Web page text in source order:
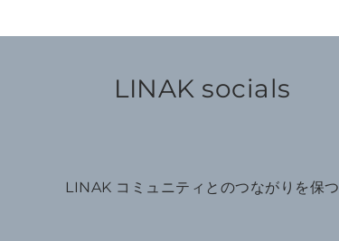
LINAK socials
LINAK コミュニティとのつながりを保つ